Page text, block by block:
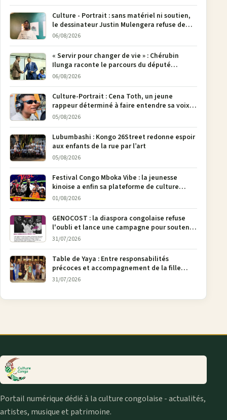
Culture - Portrait : sans matériel ni soutien,
le dessinateur Justin Mulengera refuse de
poser son crayon
06/08/2026
« Servir pour changer de vie » : Chérubin
Ilunga raconte le parcours du député
national Jethro Muyombi Tshimbu en 137
06/08/2026
Culture-Portrait : Cena Toth, un jeune
rappeur déterminé à faire entendre sa voix à
Bunia
05/08/2026
Lubumbashi : Kongo 26Street redonne espoir
aux enfants de la rue par l’art
05/08/2026
Festival Congo Mboka Vibe : la jeunesse
kinoise a enfin sa plateforme de culture
urbaine
01/08/2026
GENOCOST : la diaspora congolaise refuse
l'oubli et lance une campagne pour soutenir
la pétition FONAREV depuis Bruxelles
31/07/2026
Table de Yaya : Entre responsabilités
précoces et accompagnement de la fille
aînée, la diaspora en débat
31/07/2026
Portail numérique dédié à la culture congolaise - actualités,
artistes, musique et patrimoine.